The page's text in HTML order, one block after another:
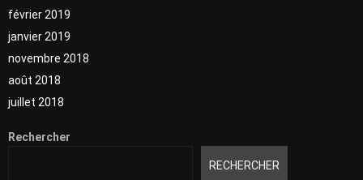
février 2019
janvier 2019
novembre 2018
août 2018
juillet 2018
Rechercher
RECHERCHER